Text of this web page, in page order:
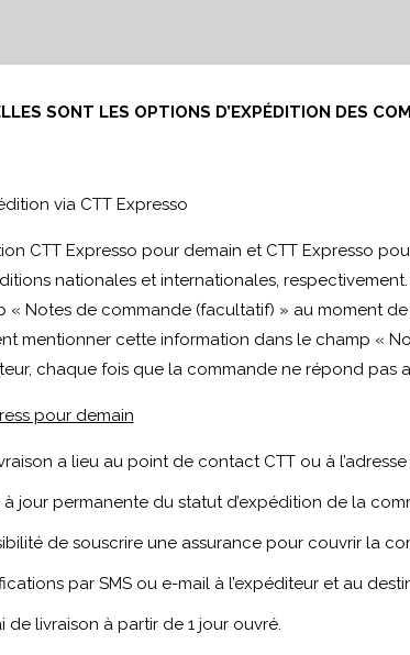
SONT LES OPTIONS D’EXPÉDITION DES
via CTT Expresso
CTT Expresso pour demain et CTT Expresso
nationales et internationales,
« Notes de commande (facultatif) » au moment de
mentionner cette information dans le champ «
chaque fois que la commande ne répond pas
pour demain
a lieu au point de contact CTT ou à l’adresse
à jour permanente du statut d’expédition de la
de souscrire une assurance pour couvrir la
par SMS ou e-mail à l’expéditeur et au
de livraison à partir de 1 jour ouvré.